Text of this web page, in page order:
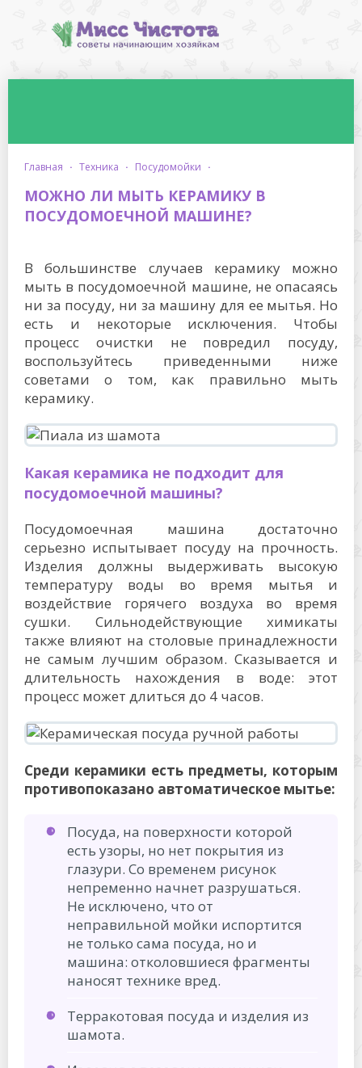
главная · техника · посудомойки ·
МОЖНО ЛИ МЫТЬ КЕРАМИКУ В
ПОСУДОМОЕЧНОЙ МАШИНЕ?
В большинстве случаев керамику можно
мыть в посудомоечной машине, не опасаясь
ни за посуду, ни за машину для ее мытья. Но
есть и некоторые исключения. Чтобы
процесс очистки не повредил посуду,
воспользуйтесь приведенными ниже
советами о том, как правильно мыть
керамику.
Какая керамика не подходит для
посудомоечной машины?
Посудомоечная машина достаточно
серьезно испытывает посуду на прочность.
Изделия должны выдерживать высокую
температуру воды во время мытья и
воздействие горячего воздуха во время
сушки. Сильнодействующие химикаты
также влияют на столовые принадлежности
не самым лучшим образом. Сказывается и
длительность нахождения в воде: этот
процесс может длиться до 4 часов.
Среди керамики есть предметы, которым
противопоказано автоматическое мытье:
Посуда, на поверхности которой
есть узоры, но нет покрытия из
глазури. Со временем рисунок
непременно начнет разрушаться.
Не исключено, что от
неправильной мойки испортится
не только сама посуда, но и
машина: отколовшиеся фрагменты
наносят технике вред.
Терракотовая посуда и изделия из
шамота.